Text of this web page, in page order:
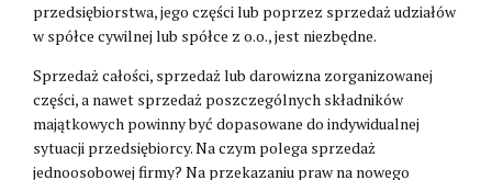
przedsiębiorstwa, jego części lub poprzez sprzedaż udziałów
w spółce cywilnej lub spółce z o.o., jest niezbędne.
Sprzedaż całości, sprzedaż lub darowizna zorganizowanej
części, a nawet sprzedaż poszczególnych składników
majątkowych powinny być dopasowane do indywidualnej
sytuacji przedsiębiorcy. Na czym polega sprzedaż
jednoosobowej firmy? Na przekazaniu praw na nowego